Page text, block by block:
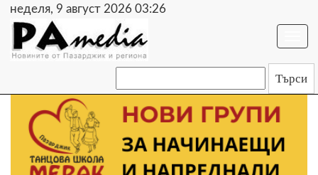
неделя, 9 август 2026 03:27